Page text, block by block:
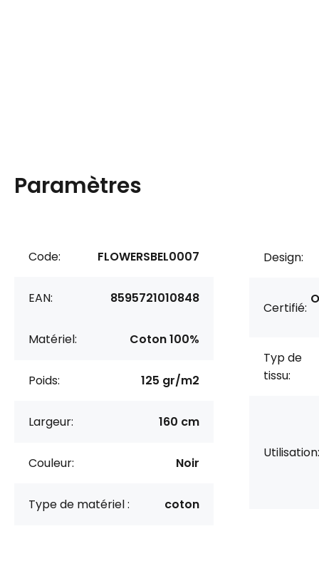
Paramètres
Code: FLOWERSBEL0007
EAN: 8595721010848
Matériel: Coton 100%
Poids: 125 gr/m2
Largeur: 160 cm
Couleur: Noir
Type de matériel : coton
Design:
Certifié:
Typ de
tissu:
Utilisation: